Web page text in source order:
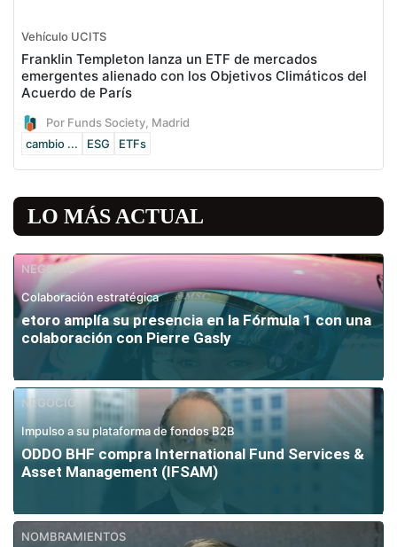
Vehículo UCITS
Franklin Templeton lanza un ETF de mercados
emergentes alienado con los Objetivos Climáticos del
Acuerdo de París
Por Funds Society, Madrid
cambio ...
ESG ETFs
LO MÁS ACTUAL
NEGOCIO
Colaboración estratégica
etoro amplía su presencia en la Fórmula 1 con una
colaboración con Pierre Gasly
NEGOCIO
Impulso a su plataforma de fondos B2B
ODDO BHF compra International Fund Services &
Asset Management (IFSAM)
NOMBRAMIENTOS